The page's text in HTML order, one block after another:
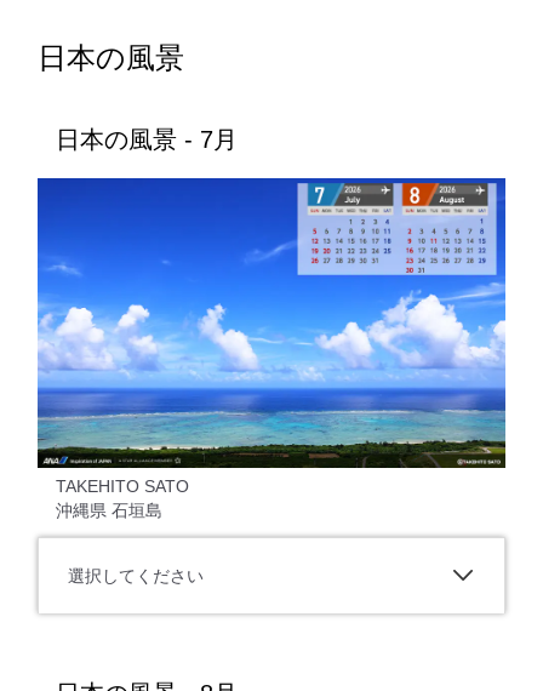
日本の風景
日本の風景 - 7月
TAKEHITO SATO
沖縄県 石垣島
選択してください